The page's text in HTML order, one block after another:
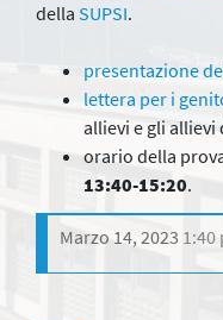
della SUPSI.
presentazione
lettera per i
allievi e gli allievi
orario della
13:40-15:20.
Marzo 14, 2023 1:40